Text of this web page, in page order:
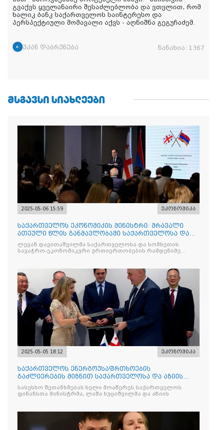
გვაქვს ყველანაირი შესაძლებლობა და ვთვლით, რომ
ხალიკ ბანკ საქართველოს საინტერესო და
პერსპექტიული მომავალი აქვს - აღნიშნა გეგუჩაძემ.
უკან დაბრუნება ნანახია: 1367
ᲛᲡᲒᲐᲕᲡᲘ ᲡᲘᲐᲮᲚᲔᲔᲑᲘ
2025-05-06 15:59 ეკონომიკა
საქართველოს ეკონომიკის მინისტრი: მრავალი
ათეული წლის განმავლობაში საქართველოსა და
სომხეთს შორის მეგო
ლევან დავითაშვილმა საქართველოსა და სომხეთის
სავაჭრო-ეკონომიკური ურთიერთობების რამდენიმე
2025-05-05 18:12 ეკონომიკა
საქართველოს ენერგოუსაფრთხოების
გაძლიერების მიზნით საქართველოსა და აზიის
განვითარების ბანკს შორის შეთ
სასესხო შეთანხმებას ხელი მოაწერეს საქართველოს
ფინანსთა მინისტრმა, ლაშა ხუციშვილმა და აზიის